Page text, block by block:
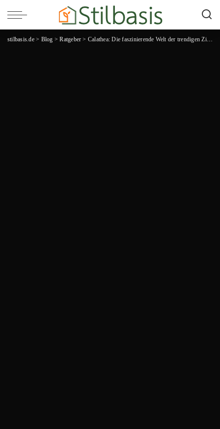
stilbasis.de> Blog >Ratgeber > Calathea: Die faszinierende Welt der trendigen Zimmerpflanzen entdecken